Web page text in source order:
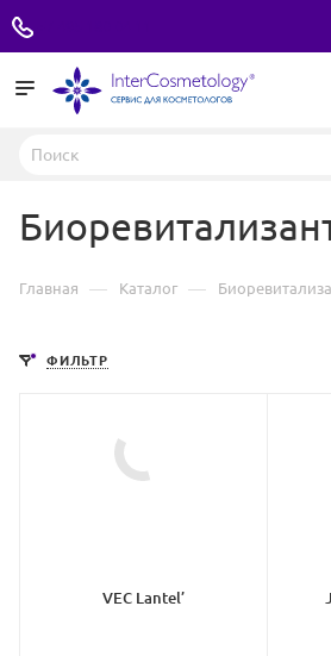
Главная — Каталог —
ФИЛЬТР
VEC Lantel’